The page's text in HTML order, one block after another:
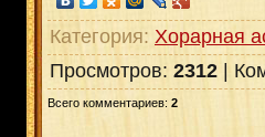
Категория: Хорарная
Просмотров: 2312 |
Всего комментариев: 2